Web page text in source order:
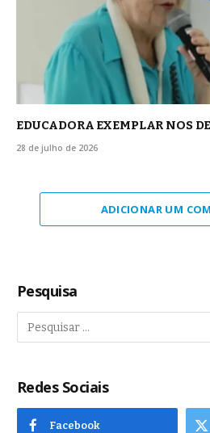
EDUCADORA EXEMPLAR NOS
28 de julho de 2026
ADICIONAR UM
Pesquisa
Redes Sociais
Facebook